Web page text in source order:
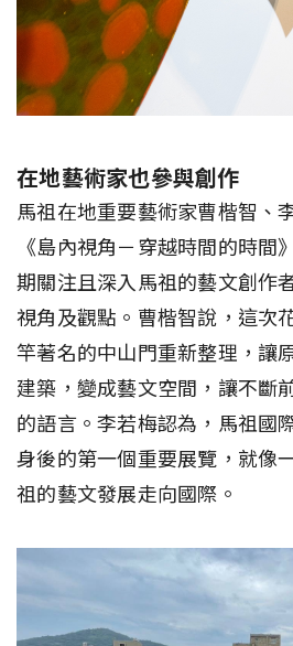
在地藝術家也參與創作
馬祖在地重要藝術家曹楷智、
《島內視角－穿越時間的時間
期關注且深入馬祖的藝文創作
視角及觀點。曹楷智說，這次
竿著名的中山門重新整理，讓
建築，變成藝文空間，讓不斷
的語言。李若梅認為，馬祖國
身後的第一個重要展覽，就像
祖的藝文發展走向國際。